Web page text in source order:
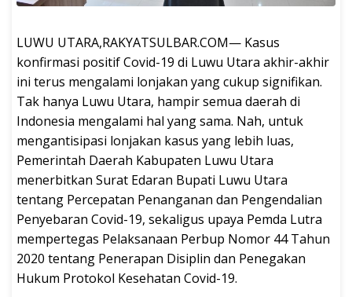
LUWU UTARA,RAKYATSULBAR.COM— Kasus
konfirmasi positif Covid-19 di Luwu Utara akhir-akhir
ini terus mengalami lonjakan yang cukup signifikan.
Tak hanya Luwu Utara, hampir semua daerah di
Indonesia mengalami hal yang sama. Nah, untuk
mengantisipasi lonjakan kasus yang lebih luas,
Pemerintah Daerah Kabupaten Luwu Utara
menerbitkan Surat Edaran Bupati Luwu Utara
tentang Percepatan Penanganan dan Pengendalian
Penyebaran Covid-19, sekaligus upaya Pemda Lutra
mempertegas Pelaksanaan Perbup Nomor 44 Tahun
2020 tentang Penerapan Disiplin dan Penegakan
Hukum Protokol Kesehatan Covid-19.